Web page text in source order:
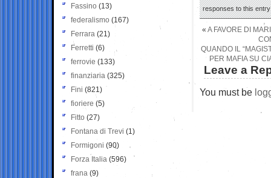
responses to this
« A FAVORE DI
QUANDO IL
PER MAFIA SU
Leave a
You must be
Fassino (13)
federalismo (167)
Ferrara (21)
Ferretti (6)
ferrovie (133)
finanziaria (325)
Fini (821)
fioriere (5)
Fitto (27)
Fontana di Trevi (1)
Formigoni (90)
Forza Italia (596)
frana (9)